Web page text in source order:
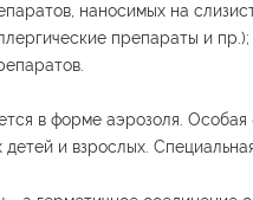
наносимых на
препараты и пр.);
в форме аэрозоля. Особая
и взрослых.